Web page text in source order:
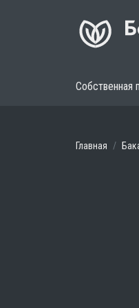
Собственная
Главная